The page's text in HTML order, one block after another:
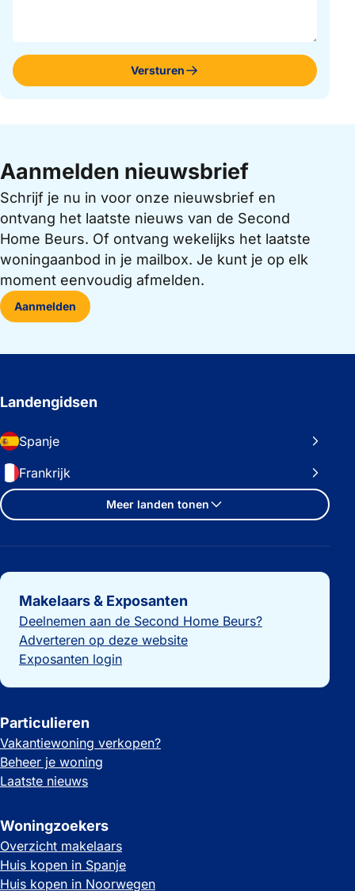
Versturen
Aanmelden nieuwsbrief
Schrijf je nu in voor onze nieuwsbrief en
ontvang het laatste nieuws van de Second
Home Beurs. Of ontvang wekelijks het laatste
woningaanbod in je mailbox. Je kunt je op elk
moment eenvoudig afmelden.
Aanmelden
Landengidsen
Spanje
Frankrijk
Meer landen tonen
Belangrijke links
Makelaars & Exposanten
Deelnemen aan de Second Home Beurs?
Adverteren op deze website
Exposanten login
Particulieren
Vakantiewoning verkopen?
Beheer je woning
Laatste nieuws
Woningzoekers
Overzicht makelaars
Huis kopen in Spanje
Huis kopen in Noorwegen